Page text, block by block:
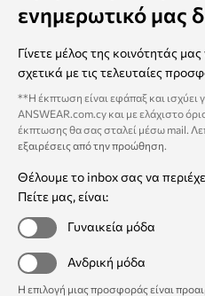
ενημερωτικό μας
Γίνετε μέλος της κοινότητάς
σχετικά με τις τελευταίες
**Η έκπτωση είναι εφάπαξ και ισχύει
ANSWEAR.com.cy και με ελάχιστο
έκπτωσης θα σας σταλεί μέσω mail.
εξαιρέσεις από την προώθηση
Θέλουμε το inbox σας να
Πείτε μας, είναι:
Γυναικεία μόδα
Ανδρική μόδα
Η επιλογή μιας προσφοράς είναι